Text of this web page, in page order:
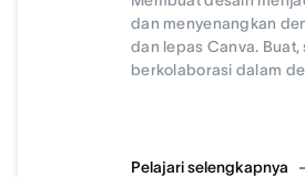
dan menyenangkan
dan lepas Canva. Buat,
berkolaborasi dalam
Pelajari selengkapnya